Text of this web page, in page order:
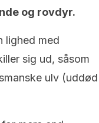
og rovdyr.
lighed med
sig ud, såsom
ulv (uddød